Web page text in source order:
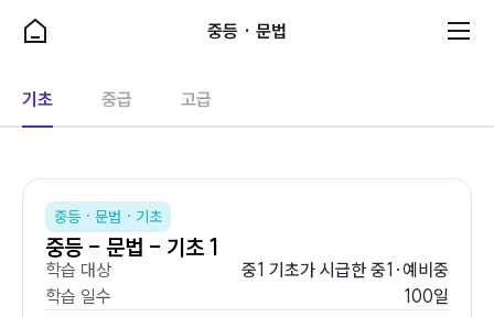
중
문
중등 · 문법
로그인을 해주세요.
지금 바로 나만의 AI 코치를 경험해보세요!
학습상품
초등
문법
기초 중급 고급
중등 · 문법 · 기초
중등 - 문법 - 기초 1
학습 대상
중1 기초가 시급한 중1·예비중
학습 일수
100일